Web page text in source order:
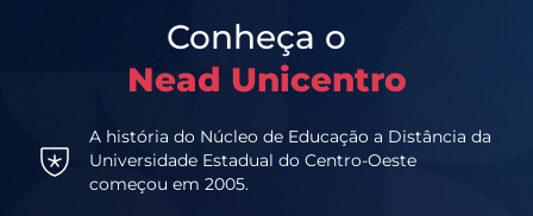
Conheça o
Nead Unicentro
A história do Núcleo de Educação a Distância da
Universidade Estadual do Centro-Oeste
começou em 2005.